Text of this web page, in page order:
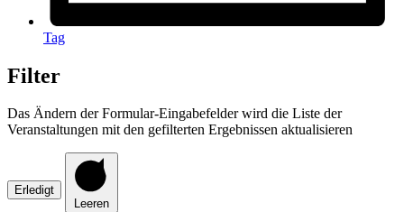
Tag
Filter
Das Ändern der Formular-Eingabefelder wird die Liste der
Veranstaltungen mit den gefilterten Ergebnissen aktualisieren
Erledigt
Leeren